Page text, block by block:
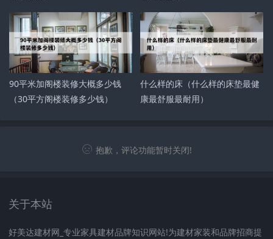
90平米加阁楼装修大概多少钱
（30平方阁楼装修多少钱）
什么样的床（什么样的床垫最健
康最舒服最耐用）
抱歉，评论功能暂时关闭!
关于本站
好美达建材网_专业家具建材品牌知识网站!为建材家装和品牌招商提